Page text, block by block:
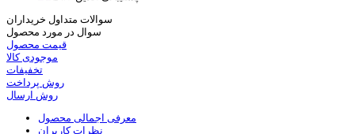
سوالات متداول خریداران
سوال در مورد محصول
قیمت محصول
موجودی کالا
تخفیفات
روش پرداخت
روش ارسال
معرفی اجمالی محصول
نظرات کاربران